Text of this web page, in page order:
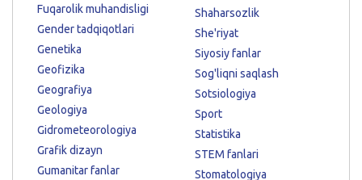
Fuqarolik muhandisligi
Gender tadqiqotlari
Genetika
Geofizika
Geografiya
Geologiya
Gidrometeorologiya
Grafik dizayn
Gumanitar fanlar
Shaharsozlik
She'riyat
Siyosiy fanlar
Sog'liqni saqlash
Sotsiologiya
Sport
Statistika
STEM fanlari
Stomatologiya